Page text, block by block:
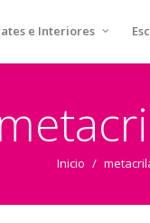
e Interiores
Inicio /